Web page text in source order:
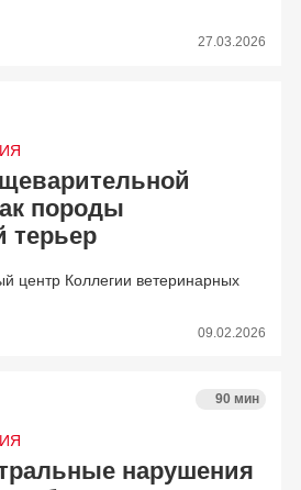
27.03.2026
породы
терьер
центр Коллегии ветеринарных
09.02.2026
90 мин
нарушения